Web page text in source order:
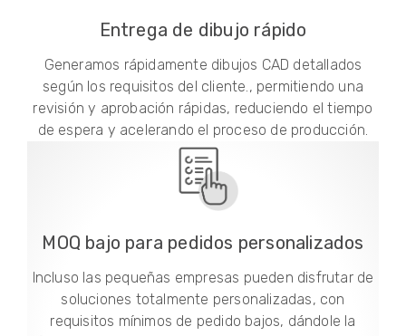
Entrega de dibujo rápido
Generamos rápidamente dibujos CAD detallados
según los requisitos del cliente., permitiendo una
revisión y aprobación rápidas, reduciendo el tiempo
de espera y acelerando el proceso de producción.
MOQ bajo para pedidos personalizados
Incluso las pequeñas empresas pueden disfrutar de
soluciones totalmente personalizadas, con
requisitos mínimos de pedido bajos, dándole la